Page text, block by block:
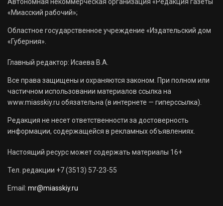
Автономная некоммерческая организация «Редакция газеты
«Миасский рабочий»;
Областное государственное учреждение «Издательский дом
«Губерния».
Главный редактор: Исаева В.А.
Все права защищены и охраняются законом. При полном или
частичном использовании материалов ссылка на
www.miasskiy.ru обязательна (в интернете — гиперссылка).
Редакция не несет ответственности за достоверность
информации, содержащейся в рекламных объявлениях.
Настоящий ресурс может содержать материалы 16+
Тел. редакции +7 (3513) 57-23-55
Email: mr@miasskiy.ru